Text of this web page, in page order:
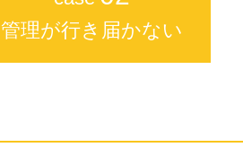
管理が行き届かない